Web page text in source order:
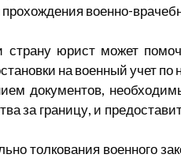
военно-
страну юрист может
на военный учет
документов,
за границу, и
толкования военного